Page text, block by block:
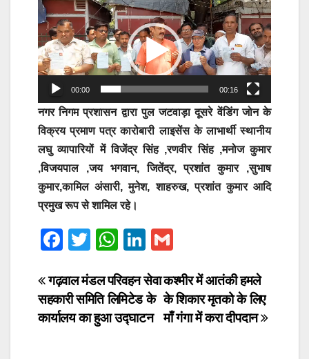
Video
Player
00:00 00:16
नगर निगम प्रशासन द्वारा पुल जटवाड़ा दूसरे वेंडिंग जोन के
विक्रय प्रमाण पत्र कारोबारी लाइसेंस के लाभार्थी स्थानीय
लघु व्यापारियों में विजेंद्र सिंह ,रणवीर सिंह ,मनोज कुमार
,विजयपाल ,जय भगवान, जितेंद्र, प्रशांत कुमार ,सुभाष
कुमार,कामिल अंसारी, मुनेश, शाहरुख, प्रशांत कुमार आदि
प्रमुख रूप से शामिल रहे।
F
c
e
b
T
tt
er
W
at
s
A
Li
k
e
dI
ail
Post
navigation
कश्मीर में आतंकी हमले
के शिकार मृतको के लिए
माँ गंगा में करा दीपदान
गढ़वाल मंडल परिवहन सेवा
सहकारी समिति लिमिटेड के
कार्यालय का हुआ उद्घाटन